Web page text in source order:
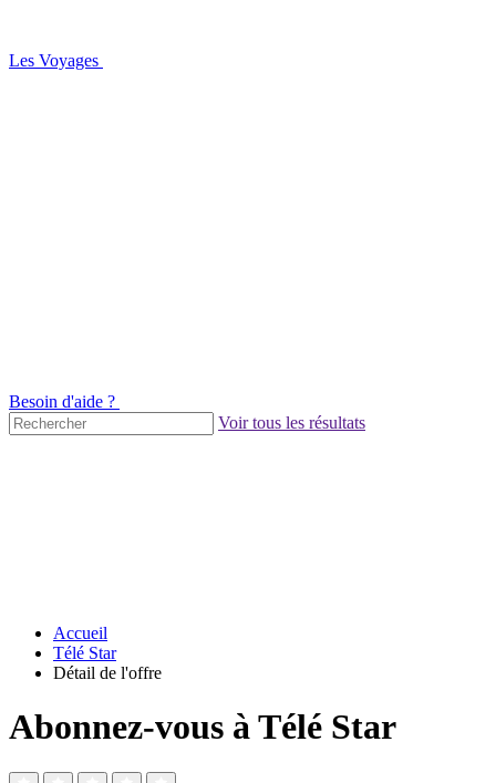
Les Voyages
Besoin d'aide ?
Voir tous les résultats
Accueil
Télé Star
Détail de l'offre
Abonnez-vous à Télé Star